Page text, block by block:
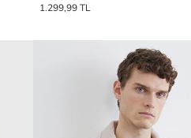
1.299,99 TL